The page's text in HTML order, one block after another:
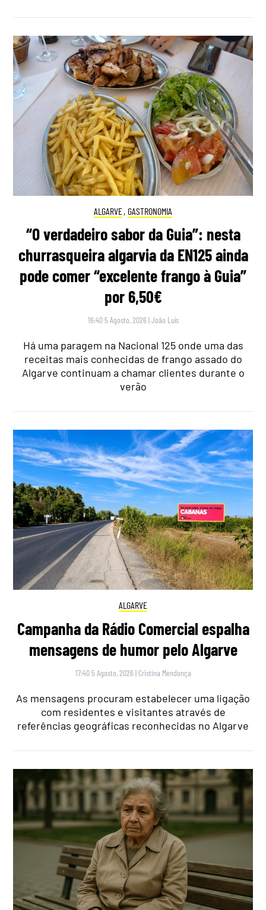
ALGARVE, GASTRONOMIA
“O verdadeiro sabor da Guia”: nesta
churrasqueira algarvia da EN125 ainda
pode comer “excelente frango à Guia”
por 6,50€
16:40 5 Agosto, 2026 |João Luís
Há uma paragem na Nacional 125 onde uma das
receitas mais conhecidas de frango assado do
Algarve continuam a chamar clientes durante o
verão
ALGARVE
Campanha da Rádio Comercial espalha
mensagens de humor pelo Algarve
17:40 5 Agosto, 2026 | Cristina Mendonça
As mensagens procuram estabelecer uma ligação
com residentes e visitantes através de
referências geográficas reconhecidas no Algarve